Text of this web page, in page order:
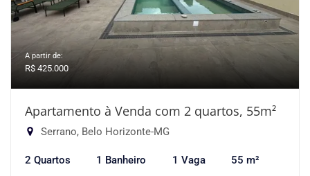
A partir de:
R$ 425.000
Apartamento à Venda com 2 quartos, 55m²
Serrano, Belo Horizonte-MG
2 Quartos 1 Banheiro 1 Vaga 55 m²